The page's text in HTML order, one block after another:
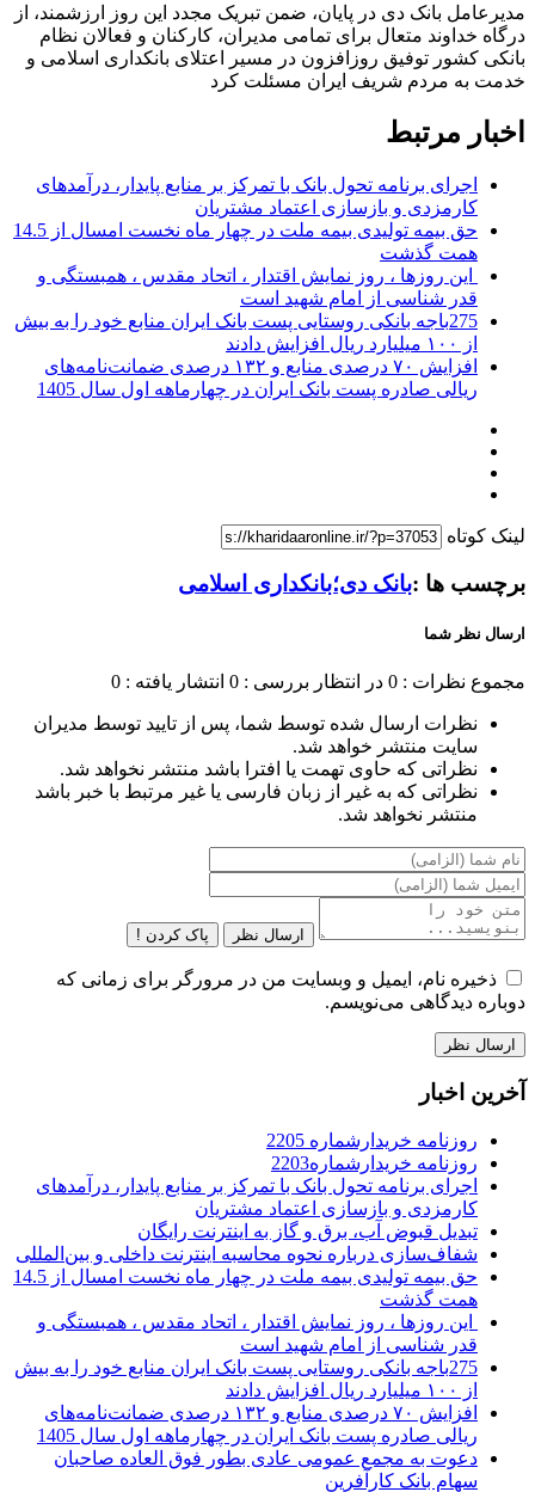
مدیرعامل بانک دی در پایان، ضمن تبریک مجدد این روز ارزشمند، از
درگاه خداوند متعال برای تمامی مدیران، کارکنان و فعالان نظام
بانکی کشور توفیق روزافزون در مسیر اعتلای بانکداری اسلامی و
خدمت به مردم شریف ایران مسئلت کرد
اخبار مرتبط
اجرای برنامه تحول بانک با تمرکز بر منابع پایدار، درآمدهای
کارمزدی و بازسازی اعتماد مشتریان
حق بیمه تولیدی بیمه ملت در چهار ماه نخست امسال از 14.5
همت گذشت
این روزها ، روز نمایش اقتدار ، اتحاد مقدس ، همبستگی و
قدر شناسی از امام شهید است
275باجه بانکی روستایی پست بانک ایران منابع خود را به بیش
از ۱۰۰ میلیارد ریال افزایش دادند
افزایش ۷۰ درصدی منابع و ۱۳۲ درصدی ضمانت‌نامه‌های
ریالی صادره پست بانک ایران در چهارماهه اول سال 1405
لینک کوتاه
برچسب ها :بانک دی؛بانکداری اسلامی
ارسال نظر شما
مجموع نظرات : 0 در انتظار بررسی : 0 انتشار یافته : 0
نظرات ارسال شده توسط شما، پس از تایید توسط مدیران
سایت منتشر خواهد شد.
نظراتی که حاوی تهمت یا افترا باشد منتشر نخواهد شد.
نظراتی که به غیر از زبان فارسی یا غیر مرتبط با خبر باشد
منتشر نخواهد شد.
ارسال نظر پاک کردن !
ذخیره نام، ایمیل و وبسایت من در مرورگر برای زمانی که
دوباره دیدگاهی می‌نویسم.
آخرین اخبار
روزنامه خریدارشماره 2205
روزنامه خریدارشماره2203
اجرای برنامه تحول بانک با تمرکز بر منابع پایدار، درآمدهای
کارمزدی و بازسازی اعتماد مشتریان
تبدیل قبوض آب، برق و گاز به اینترنت رایگان
شفاف‌سازی درباره نحوه محاسبه اینترنت داخلی و بین‌المللی
حق بیمه تولیدی بیمه ملت در چهار ماه نخست امسال از 14.5
همت گذشت
این روزها ، روز نمایش اقتدار ، اتحاد مقدس ، همبستگی و
قدر شناسی از امام شهید است
275باجه بانکی روستایی پست بانک ایران منابع خود را به بیش
از ۱۰۰ میلیارد ریال افزایش دادند
افزایش ۷۰ درصدی منابع و ۱۳۲ درصدی ضمانت‌نامه‌های
ریالی صادره پست بانک ایران در چهارماهه اول سال 1405
دعوت به مجمع عمومی عادی بطور فوق العاده صاحبان
سهام بانک کارآفرین